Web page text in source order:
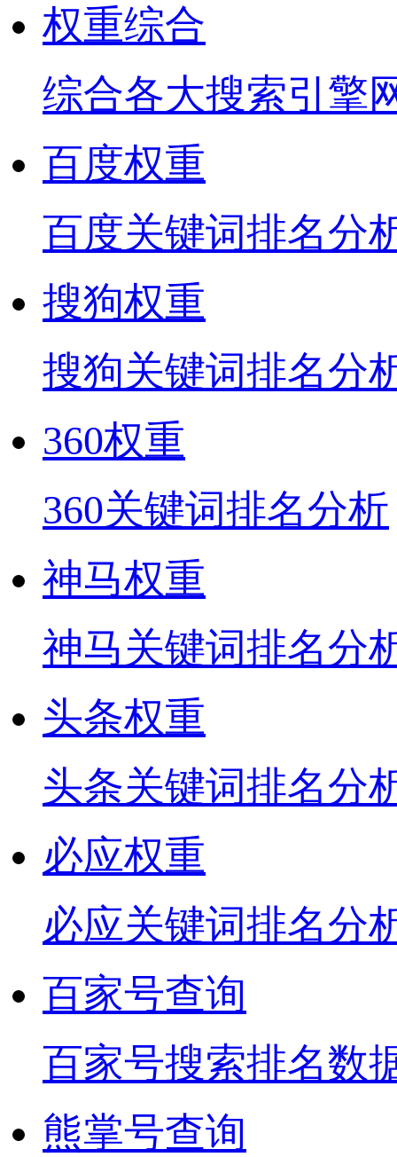
权重综合
综合各大搜索引擎
百度权重
百度关键词排名分
搜狗权重
搜狗关键词排名分
360权重
360关键词排名分析
神马权重
神马关键词排名分
头条权重
头条关键词排名分
必应权重
必应关键词排名分
百家号查询
百家号搜索排名数
熊掌号查询